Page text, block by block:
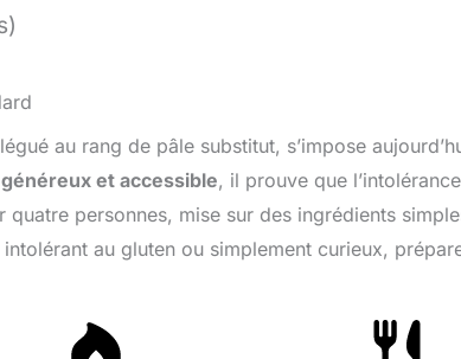
au rang de pâle substitut, s’impose
et accessible, il prouve que
personnes, mise sur des ingrédients
au gluten ou simplement curieux,